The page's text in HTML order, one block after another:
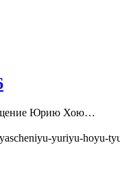
Юрию Хою…
yuriyu-hoyu-